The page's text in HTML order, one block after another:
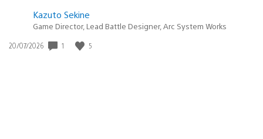
Kazuto Sekine
Game Director, Lead Battle Designer, Arc System Works
Data
20/07/2026 1 5